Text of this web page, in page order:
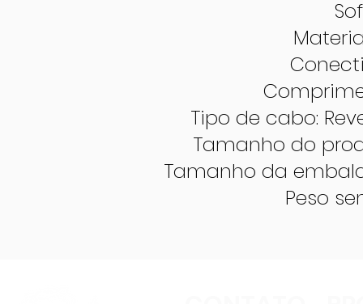
Tipo de cabo:
Tamanho do
Tamanho da
Peso